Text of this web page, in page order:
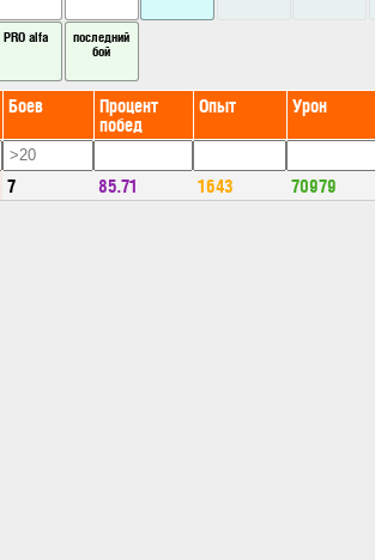
PRO alfa
последний
бой
Боев Процент
побед
Опыт Урон
7 85.71 1643 70979